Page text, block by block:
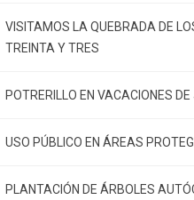
VISITAMOS LA QUEBRADA DE
TREINTA Y TRES
POTRERILLO EN VACACIONES
USO PÚBLICO EN ÁREAS
PLANTACIÓN DE ÁRBOLES